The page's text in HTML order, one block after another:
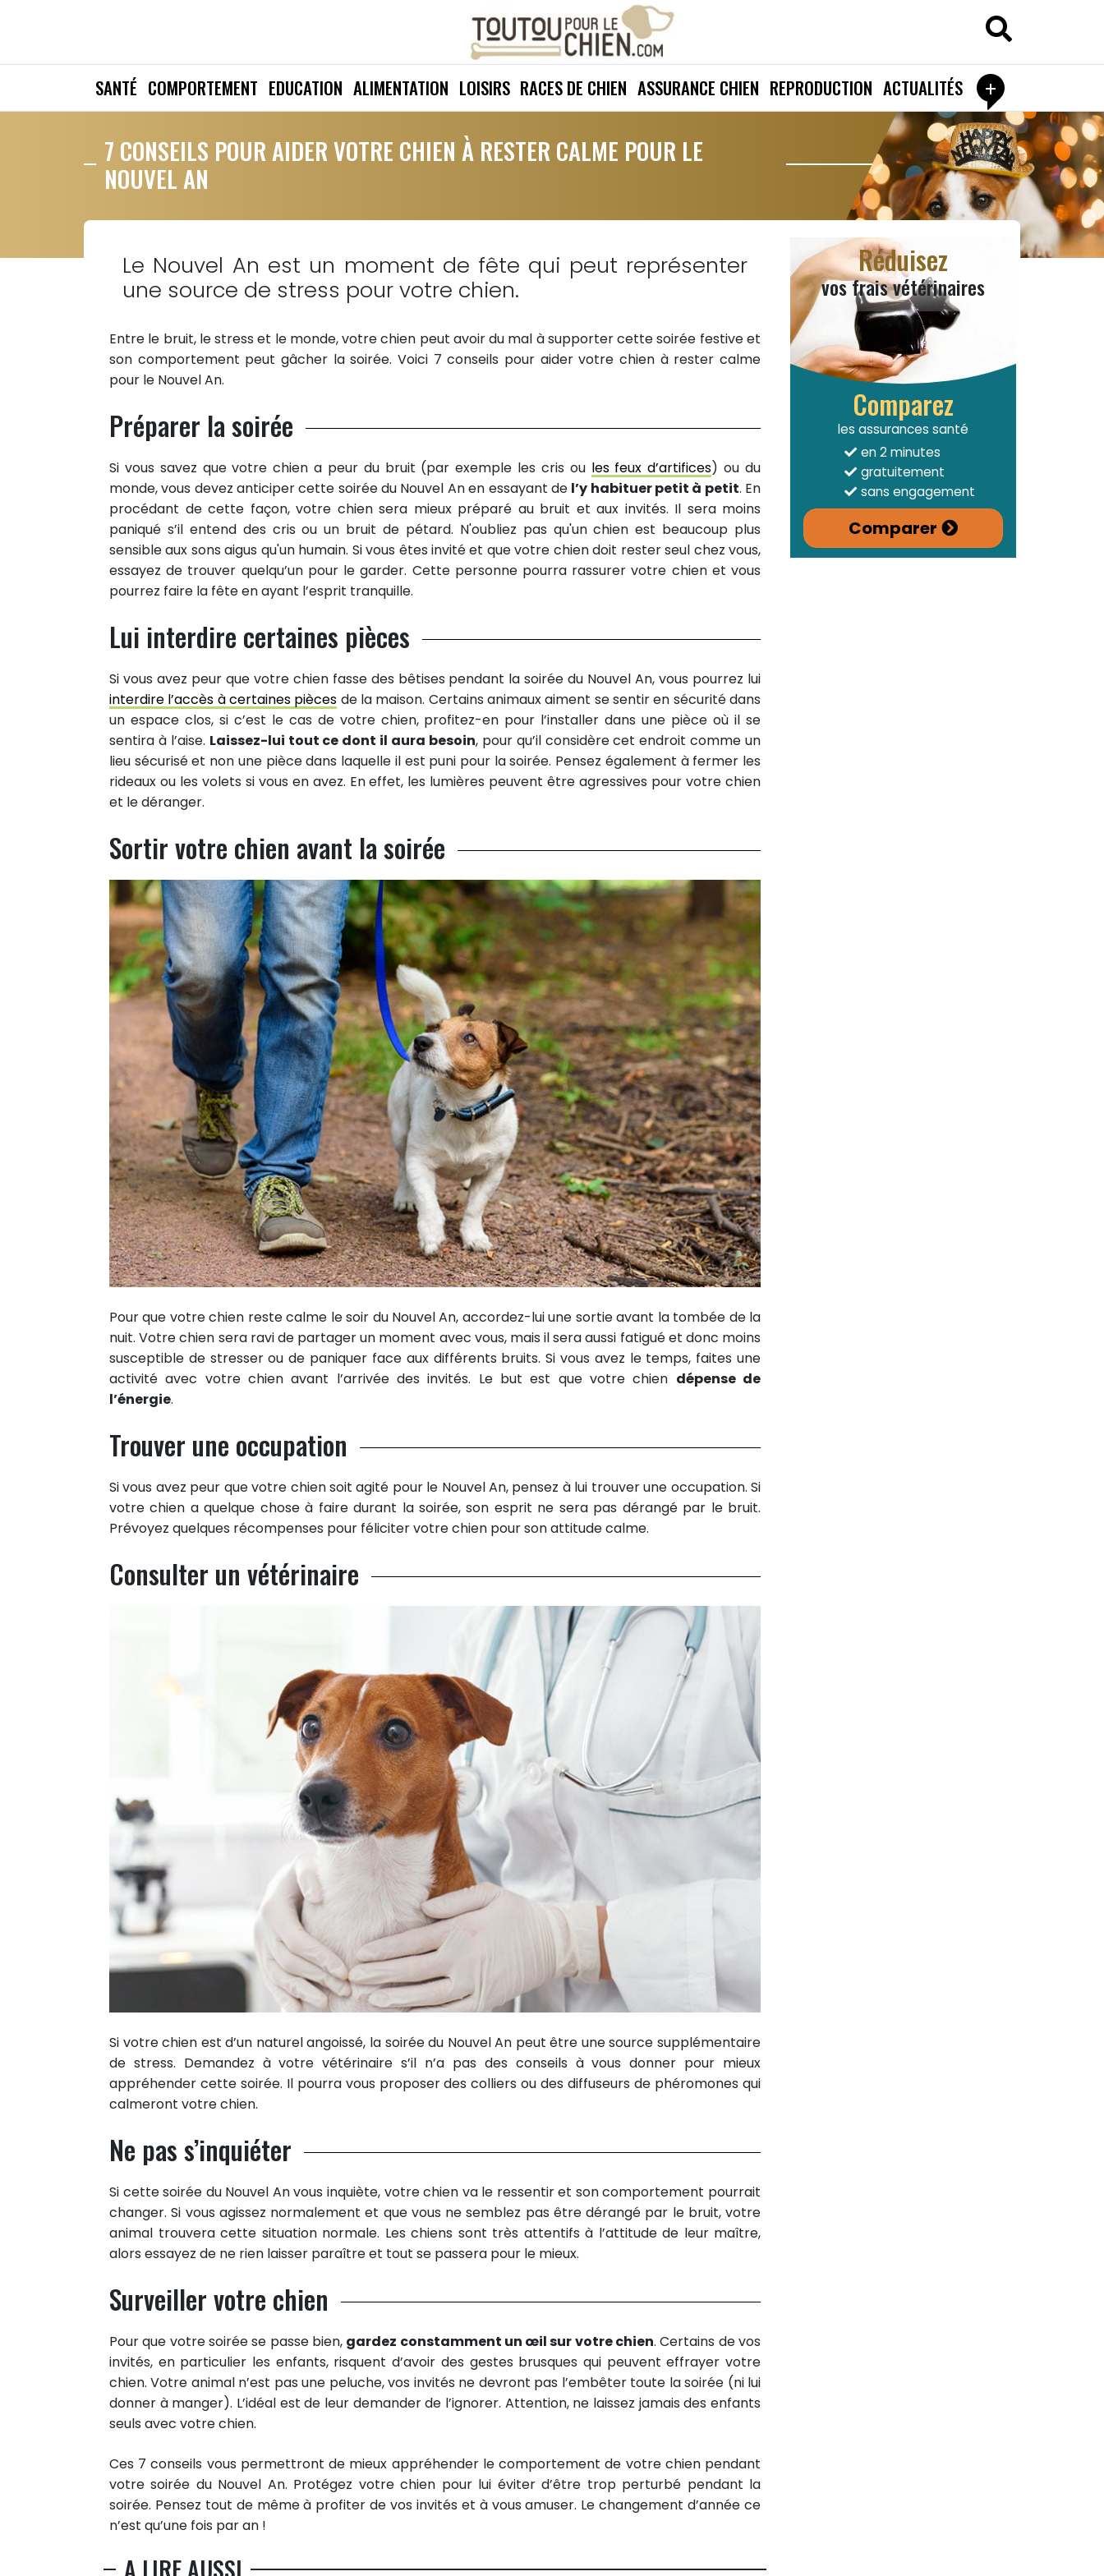
SANTÉ COMPORTEMENT EDUCATION ALIMENTATION LOISIRS RACES DE CHIEN ASSURANCE CHIEN REPRODUCTION ACTUALITÉS +
7 CONSEILS POUR AIDER VOTRE CHIEN À RESTER CALME POUR LE
NOUVEL AN
Le Nouvel An est un moment de fête qui peut représenter
une source de stress pour votre chien.
Partager sur facebook
Partager sur Twitter
Epingler sur Pinterest
Entre le bruit, le stress et le monde, votre chien peut avoir du mal à supporter cette soirée festive et
son comportement peut gâcher la soirée. Voici 7 conseils pour aider votre chien à rester calme
pour le Nouvel An.
Préparer la soirée
Si vous savez que votre chien a peur du bruit (par exemple les cris ou les feux d’artifices) ou du
monde, vous devez anticiper cette soirée du Nouvel An en essayant de l’y habituer petit à petit. En
procédant de cette façon, votre chien sera mieux préparé au bruit et aux invités. Il sera moins
paniqué s’il entend des cris ou un bruit de pétard. N'oubliez pas qu'un chien est beaucoup plus
sensible aux sons aigus qu'un humain. Si vous êtes invité et que votre chien doit rester seul chez vous,
essayez de trouver quelqu’un pour le garder. Cette personne pourra rassurer votre chien et vous
pourrez faire la fête en ayant l’esprit tranquille.
Lui interdire certaines pièces
Si vous avez peur que votre chien fasse des bêtises pendant la soirée du Nouvel An, vous pourrez lui
interdire l’accès à certaines pièces de la maison. Certains animaux aiment se sentir en sécurité dans
un espace clos, si c’est le cas de votre chien, profitez-en pour l’installer dans une pièce où il se
sentira à l’aise. Laissez-lui tout ce dont il aura besoin, pour qu’il considère cet endroit comme un
lieu sécurisé et non une pièce dans laquelle il est puni pour la soirée. Pensez également à fermer les
rideaux ou les volets si vous en avez. En effet, les lumières peuvent être agressives pour votre chien
et le déranger.
Sortir votre chien avant la soirée
Pour que votre chien reste calme le soir du Nouvel An, accordez-lui une sortie avant la tombée de la
nuit. Votre chien sera ravi de partager un moment avec vous, mais il sera aussi fatigué et donc moins
susceptible de stresser ou de paniquer face aux différents bruits. Si vous avez le temps, faites une
activité avec votre chien avant l’arrivée des invités. Le but est que votre chien dépense de
l’énergie.
Trouver une occupation
Si vous avez peur que votre chien soit agité pour le Nouvel An, pensez à lui trouver une occupation. Si
votre chien a quelque chose à faire durant la soirée, son esprit ne sera pas dérangé par le bruit.
Prévoyez quelques récompenses pour féliciter votre chien pour son attitude calme.
Consulter un vétérinaire
Si votre chien est d’un naturel angoissé, la soirée du Nouvel An peut être une source supplémentaire
de stress. Demandez à votre vétérinaire s’il n’a pas des conseils à vous donner pour mieux
appréhender cette soirée. Il pourra vous proposer des colliers ou des diffuseurs de phéromones qui
calmeront votre chien.
Ne pas s’inquiéter
Si cette soirée du Nouvel An vous inquiète, votre chien va le ressentir et son comportement pourrait
changer. Si vous agissez normalement et que vous ne semblez pas être dérangé par le bruit, votre
animal trouvera cette situation normale. Les chiens sont très attentifs à l’attitude de leur maître,
alors essayez de ne rien laisser paraître et tout se passera pour le mieux.
Surveiller votre chien
Pour que votre soirée se passe bien, gardez constamment un œil sur votre chien. Certains de vos
invités, en particulier les enfants, risquent d’avoir des gestes brusques qui peuvent effrayer votre
chien. Votre animal n’est pas une peluche, vos invités ne devront pas l’embêter toute la soirée (ni lui
donner à manger). L’idéal est de leur demander de l’ignorer. Attention, ne laissez jamais des enfants
seuls avec votre chien.
Ces 7 conseils vous permettront de mieux appréhender le comportement de votre chien pendant
votre soirée du Nouvel An. Protégez votre chien pour lui éviter d’être trop perturbé pendant la
soirée. Pensez tout de même à profiter de vos invités et à vous amuser. Le changement d’année ce
n’est qu’une fois par an !
A LIRE AUSSI
Réduisez
vos frais vétérinaires
Comparez
les assurances santé
en 2 minutes
gratuitement
sans engagement
Comparer